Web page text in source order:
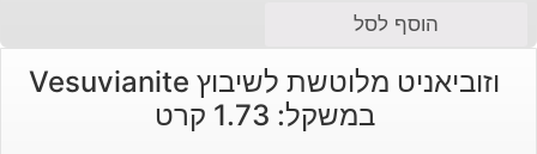
הוסף לסל
וזוביאניט מלוטשת לשיבוץ Vesuvianite
במשקל: 1.73 קרט